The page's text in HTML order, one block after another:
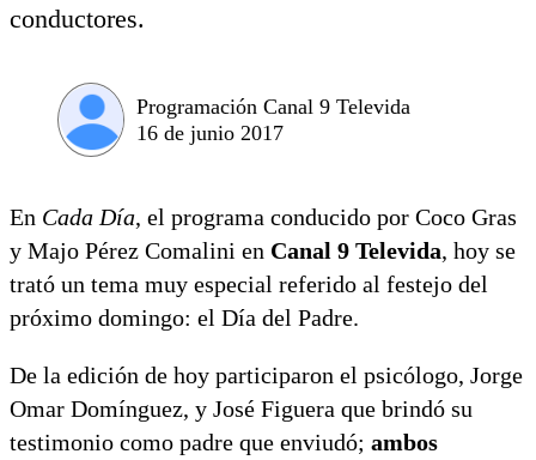
conductores.
Programación Canal 9 Televida
16 de junio 2017
En Cada Día, el programa conducido por Coco Gras
y Majo Pérez Comalini en Canal 9 Televida, hoy se
trató un tema muy especial referido al festejo del
próximo domingo: el Día del Padre.
De la edición de hoy participaron el psicólogo, Jorge
Omar Domínguez, y José Figuera que brindó su
testimonio como padre que enviudó; ambos